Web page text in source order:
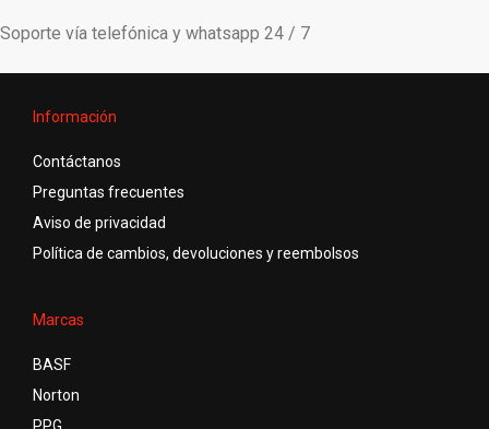
Soporte vía telefónica y whatsapp 24 / 7
Información
Contáctanos
Preguntas frecuentes
Aviso de privacidad
Política de cambios, devoluciones y reembolsos
Marcas
BASF
Norton